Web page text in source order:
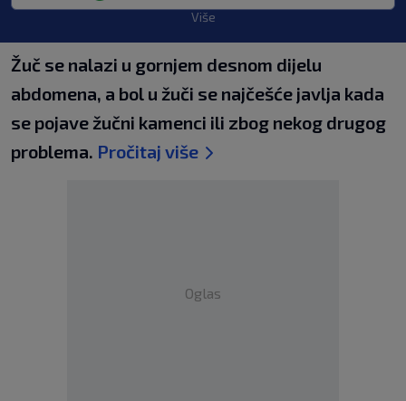
Više
Žuč se nalazi u gornjem desnom dijelu
abdomena, a bol u žuči se najčešće javlja kada
se pojave žučni kamenci ili zbog nekog drugog
problema. Pročitaj više
Oglas